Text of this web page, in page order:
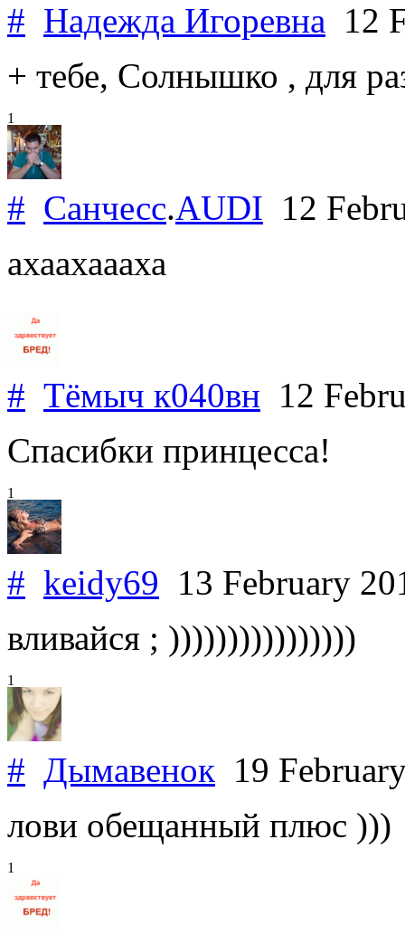
# Надежда Игоревна 12
+ тебе, Солнышко , для
1
# Санчесс.AUDI 12
ахаахаааха
# Тёмыч к040вн 12
Спасибки принцесса!
1
# keidy69 13 February
вливайся ; ))))))))))))))))
1
# Дымавенок 19
лови обещанный плюс )))
1